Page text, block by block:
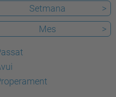
Setmana
>
Mes >